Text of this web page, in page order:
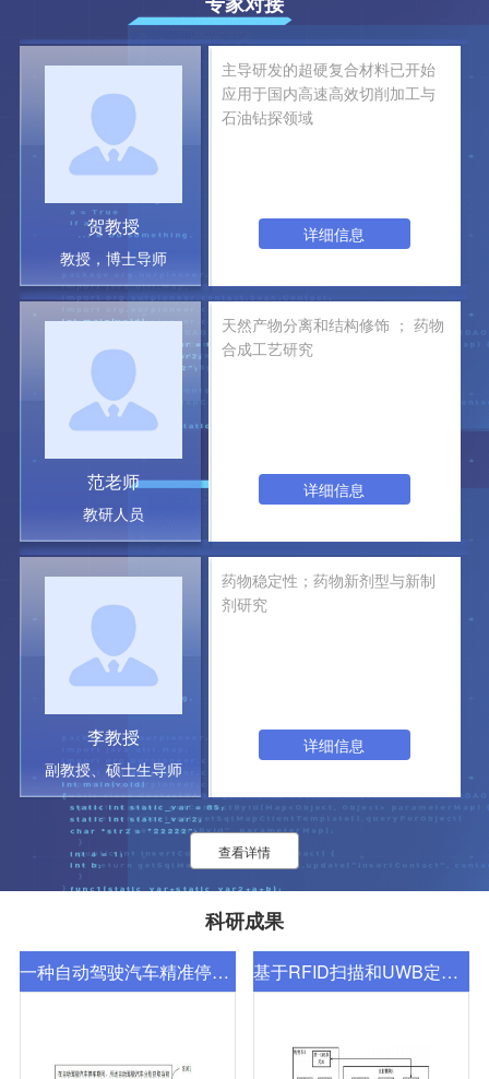
贺教授
教授，博士导师
主导研发的超硬复合材料已开始
应用于国内高速高效切削加工与
石油钻探领域
详细信息
范老师
教研人员
天然产物分离和结构修饰 ； 药物
合成工艺研究
详细信息
李教授
副教授、硕士生导师
药物稳定性；药物新剂型与新制
剂研究
详细信息
查看详情
科研成果
一种自动驾驶汽车精准停车控制方法及装 置 基于RFID扫描和UWB定位的无感支付方法与 系统